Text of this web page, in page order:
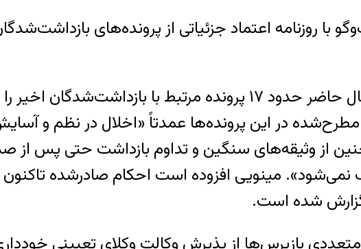
روزنامه اعتماد جزئیاتی از پرونده‌های
در این پرونده‌ها عمدتاً «اخلال در نظم و
از وثیقه‌های سنگین و تداوم بازداشت حتی پس از
شده است.